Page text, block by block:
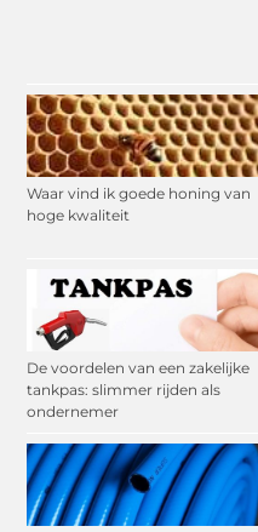
Waar vind ik goede honing van
hoge kwaliteit
De voordelen van een zakelijke
tankpas: slimmer rijden als
ondernemer